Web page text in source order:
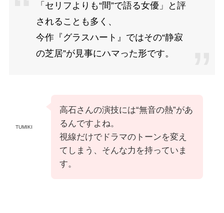
「セリフよりも“間”で語る女優」と評
されることも多く、
今作『グラスハート』ではその“静寂
の芝居”が見事にハマった形です。
TUMIKI
高石さんの演技には“無音の熱”があ
るんですよね。
視線だけでドラマのトーンを変え
てしまう、そんな力を持っていま
す。